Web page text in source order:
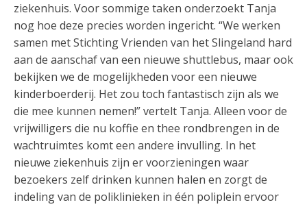
ziekenhuis. Voor sommige taken onderzoekt Tanja
nog hoe deze precies worden ingericht. “We werken
samen met Stichting Vrienden van het Slingeland hard
aan de aanschaf van een nieuwe shuttlebus, maar ook
bekijken we de mogelijkheden voor een nieuwe
kinderboerderij. Het zou toch fantastisch zijn als we
die mee kunnen nemen!” vertelt Tanja. Alleen voor de
vrijwilligers die nu koffie en thee rondbrengen in de
wachtruimtes komt een andere invulling. In het
nieuwe ziekenhuis zijn er voorzieningen waar
bezoekers zelf drinken kunnen halen en zorgt de
indeling van de poliklinieken in één poliplein ervoor